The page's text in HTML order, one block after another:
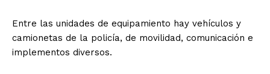
Entre las unidades de equipamiento hay vehículos y
camionetas de la policía, de movilidad, comunicación e
implementos diversos.